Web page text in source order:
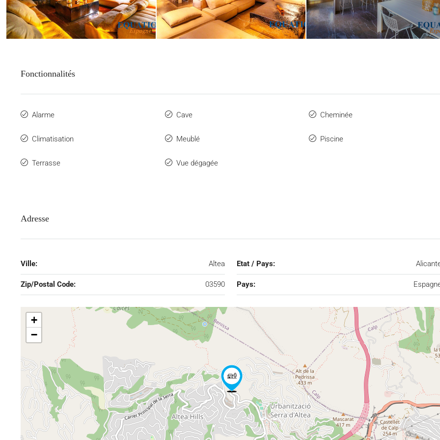
Fonctionnalités
Alarme Cave Cheminée
Climatisation Meublé Piscine
Terrasse Vue dégagée
Adresse
Ville: Altea Etat / Pays:
Zip/Postal Code: 03590 Pays:
+
−